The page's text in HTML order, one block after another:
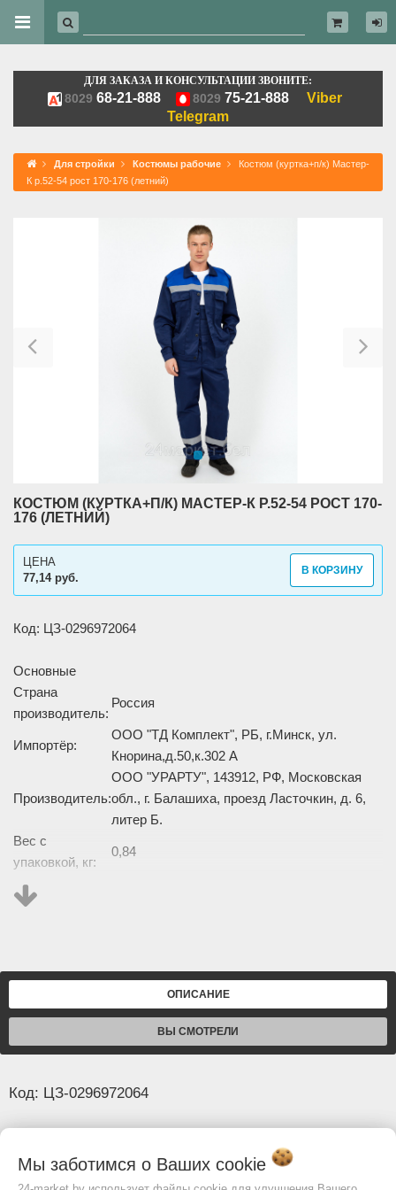
ДЛЯ ЗАКАЗА И КОНСУЛЬТАЦИИ ЗВОНИТЕ:
8029 68-21-888 8029 75-21-888
Viber
Telegram
Для стройки Костюмы рабочие
Костюм (куртка+п/к) Мастер-
К р.52-54 рост 170-176 (летний)
КОСТЮМ (КУРТКА+П/К) МАСТЕР-К Р.52-54 РОСТ 170-
176 (ЛЕТНИЙ)
77,14 руб.
ЦЕНА
В КОРЗИНУ
Код: ЦЗ-0296972064
Основные
Страна
производитель:
Россия
Импортёр:
ООО "ТД Комплект", РБ, г.Минск, ул.
Кнорина,д.50,к.302 А
Производитель:
ООО "УРАРТУ", 143912, РФ, Московская
обл., г. Балашиха, проезд Ласточкин, д. 6,
литер Б.
Вес с
упаковкой, кг:
0,84
Изображение товара и комплектация могут отличаться.
ОПИСАНИЕ
ВЫ СМОТРЕЛИ
Код: ЦЗ-0296972064
Страна
Россия
Мы заботимся о Ваших cookie